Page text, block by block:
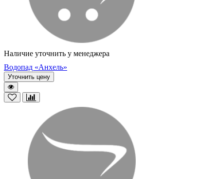
Наличие уточнить у менеджера
Водопад «Анхель»
Уточнить цену